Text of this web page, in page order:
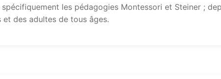
les pédagogies Montessori et Steiner ;
des adultes de tous âges.